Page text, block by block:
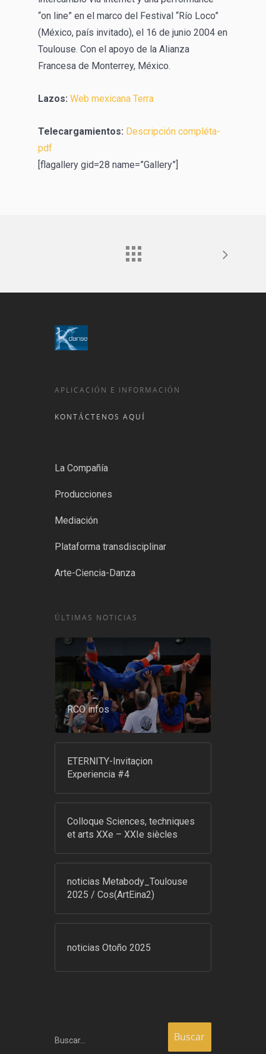
“on line” en el marco del Festival “Río Loco”
(México, país invitado), el 16 de junio 2004 en
Toulouse. Con el apoyo de la Alianza
Francesa de Monterrey, México.
Lazos: Web mexicana Terra
Telecargamientos: Descripción compléta-
pdf
[flagallery gid=28 name=”Gallery”]
APLICACIÓN E INFORMACIÓN
KONTÁCTENOS AQUÍ
La Compañía
Producciones
Mediación
Plataforma transdisciplinar
Arte-Ciencia-Danza
ÚLTIMAS NOTICIAS
RCO infos
ETERNITY-Invitaçion
Experiencia #4
Colloque Sciences, techniques
et arts XXe – XXIe siècles
noticias Metabody_Toulouse
2025 / Cos(ArtEina2)
noticias Otoño 2025
Buscar…